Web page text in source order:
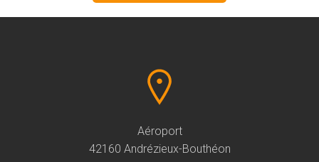
Aéroport
42160 Andrézieux-Bouthéon